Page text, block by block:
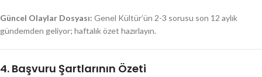
Güncel Olaylar Dosyası: Genel Kültür’ün 2-3 sorusu son 12 aylık
gündemden geliyor; haftalık özet hazırlayın.
4. Başvuru Şartlarının Özeti